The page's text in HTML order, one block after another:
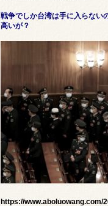
戦争でしか台湾は手に入らない
高いが？
https://www.aboluowang.com/